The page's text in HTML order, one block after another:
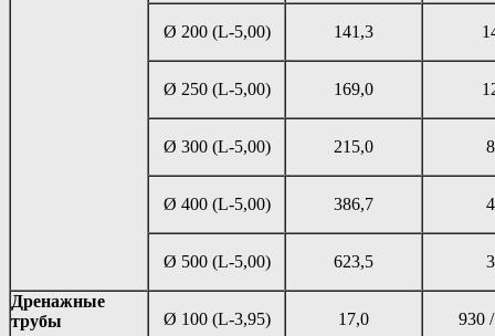
Ø 200 (L-5,00) 141,3
Ø 250 (L-5,00) 169,0
Ø 300 (L-5,00) 215,0
Ø 400 (L-5,00) 386,7
Ø 500 (L-5,00) 623,5
Дренажные
трубы
Ø 100 (L-3,95) 17,0 930